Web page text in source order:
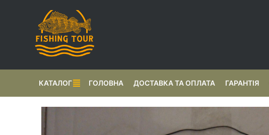
КАТАЛОГ ГОЛОВНА ДОСТАВКА ТА ОПЛАТА ГАРАНТІЯ